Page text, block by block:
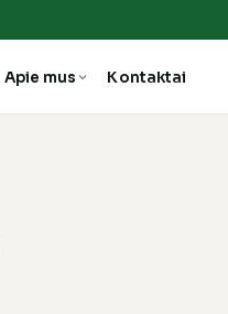
Apie mus Kontaktai